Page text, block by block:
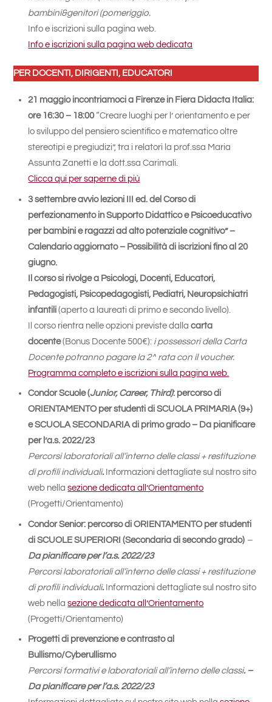
bambini&genitori (pomeriggio.
Info e iscrizioni sulla pagina web.
Info e iscrizioni sulla pagina web dedicata
PER DOCENTI, DIRIGENTI, EDUCATORI
21 maggio incontriamoci a Firenze in Fiera Didacta Italia:
ore 16:30 – 18:00“Creare luoghi per l’ orientamento e per
lo sviluppo del pensiero scientifico e matematico oltre
stereotipi e pregiudizi”, tra i relatori la prof.ssa Maria
Assunta Zanetti e la dott.ssa Carimali.
Clicca qui per saperne di più
3 settembre avvio lezioni III ed. del Corso di
perfezionamento in Supporto Didattico e Psicoeducativo
per bambini e ragazzi ad alto potenziale cognitivo” –
Calendario aggiornato – Possibilità di iscrizioni fino al 20
giugno.
Il corso si rivolge a Psicologi, Docenti, Educatori,
Pedagogisti, Psicopedagogisti, Pediatri, Neuropsichiatri
infantili (aperto a laureati di primo e secondo livello).
Il corso rientra nelle opzioni previste dallacarta
docente(Bonus Docente 500€): i possessori della Carta
Docente potranno pagare la 2^ rata con il voucher.
Programma completo e iscrizioni sulla pagina web.
Condor Scuole (Junior, Career, Third): percorso di
ORIENTAMENTO per studenti di SCUOLA PRIMARIA (9+)
e SCUOLA SECONDARIA di primo grado – Da pianificare
per l’a.s. 2022/23
Percorsi laboratoriali all’interno delle classi + restituzione
di profili individuali. Informazioni dettagliate sul nostro sito
web nellasezione dedicata all’Orientamento
(Progetti/Orientamento)
Condor Senior: percorso di ORIENTAMENTO per studenti
di SCUOLE SUPERIORI (Secondaria di secondo grado) –
Da pianificare per l’a.s. 2022/23
Percorsi laboratoriali all’interno delle classi + restituzione
di profili individuali. Informazioni dettagliate sul nostro sito
web nellasezione dedicata all’Orientamento
(Progetti/Orientamento)
Progetti di prevenzione e contrasto al
Bullismo/Cyberullismo
Percorsi formativi e laboratoriali all’interno delle classi. –
Da pianificare per l’a.s. 2022/23